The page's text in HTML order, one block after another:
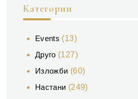
Категории
Events (13)
Друго (127)
Изложби (60)
Настани (249)